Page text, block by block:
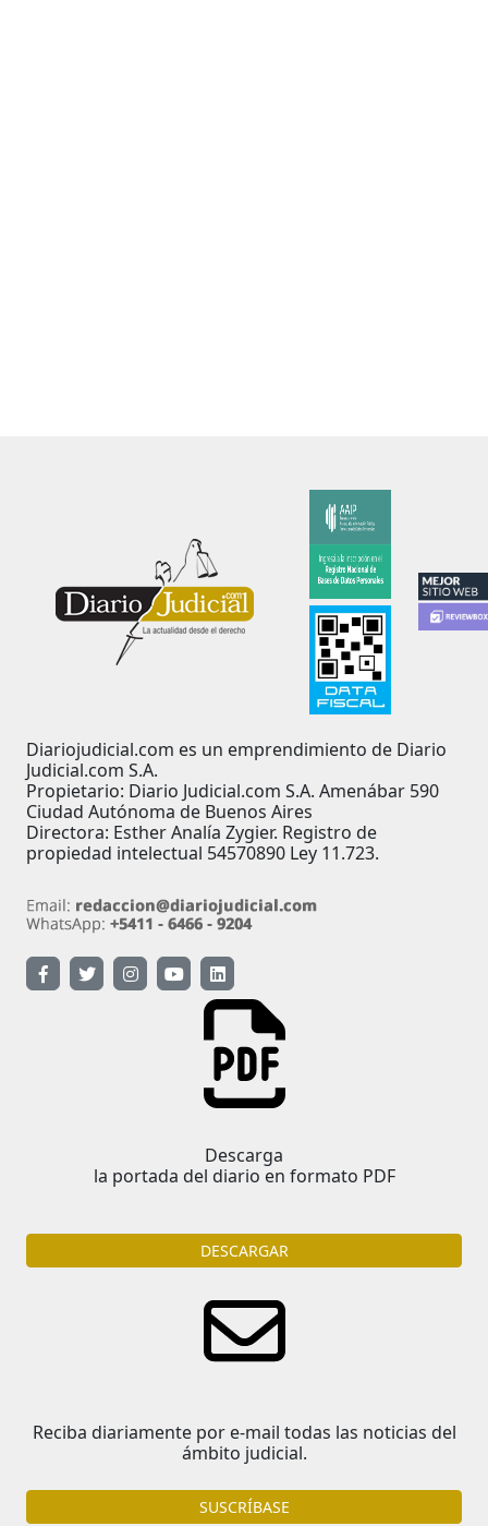
Diariojudicial.com es un emprendimiento de Diario
Judicial.com S.A.
Propietario: Diario Judicial.com S.A. Amenábar 590
Ciudad Autónoma de Buenos Aires
Directora: Esther Analía Zygier. Registro de
propiedad intelectual 54570890 Ley 11.723.
Descarga
la portada del diario en formato PDF
DESCARGAR
Reciba diariamente por e-mail todas las noticias del
ámbito judicial.
SUSCRÍBASE